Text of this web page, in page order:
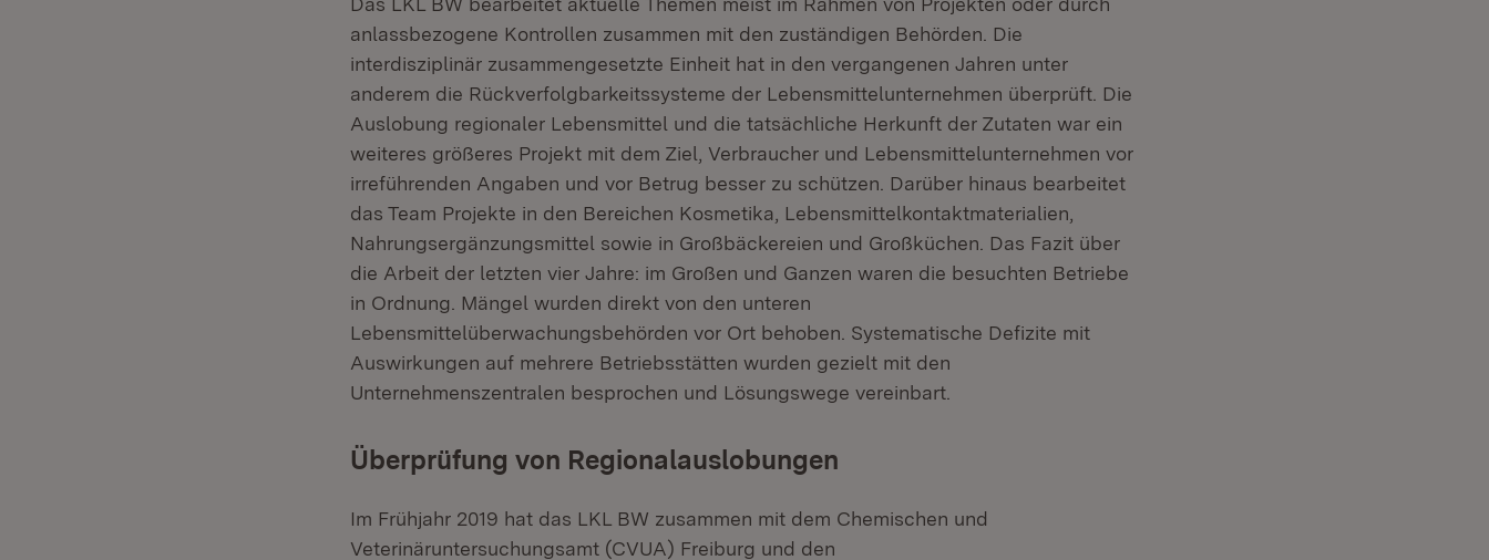
anlassbezogene Kontrollen zusammen mit den zuständigen Behörden. Die
interdisziplinär zusammengesetzte Einheit hat in den vergangenen Jahren unter
anderem die Rückverfolgbarkeitssysteme der Lebensmittelunternehmen überprüft. Die
Auslobung regionaler Lebensmittel und die tatsächliche Herkunft der Zutaten war ein
weiteres größeres Projekt mit dem Ziel, Verbraucher und Lebensmittelunternehmen vor
irreführenden Angaben und vor Betrug besser zu schützen. Darüber hinaus bearbeitet
das Team Projekte in den Bereichen Kosmetika, Lebensmittelkontaktmaterialien,
Nahrungsergänzungsmittel sowie in Großbäckereien und Großküchen. Das Fazit über
die Arbeit der letzten vier Jahre: im Großen und Ganzen waren die besuchten Betriebe
in Ordnung. Mängel wurden direkt von den unteren
Lebensmittelüberwachungsbehörden vor Ort behoben. Systematische Defizite mit
Auswirkungen auf mehrere Betriebsstätten wurden gezielt mit den
Unternehmenszentralen besprochen und Lösungswege vereinbart.
Überprüfung von Regionalauslobungen
Im Frühjahr 2019 hat das LKL BW zusammen mit dem Chemischen und
Veterinäruntersuchungsamt (CVUA) Freiburg und den